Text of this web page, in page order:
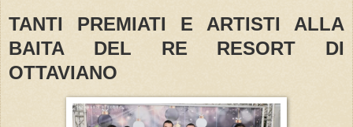
TANTI PREMIATI E ARTISTI ALLA
BAITA DEL RE RESORT DI
OTTAVIANO